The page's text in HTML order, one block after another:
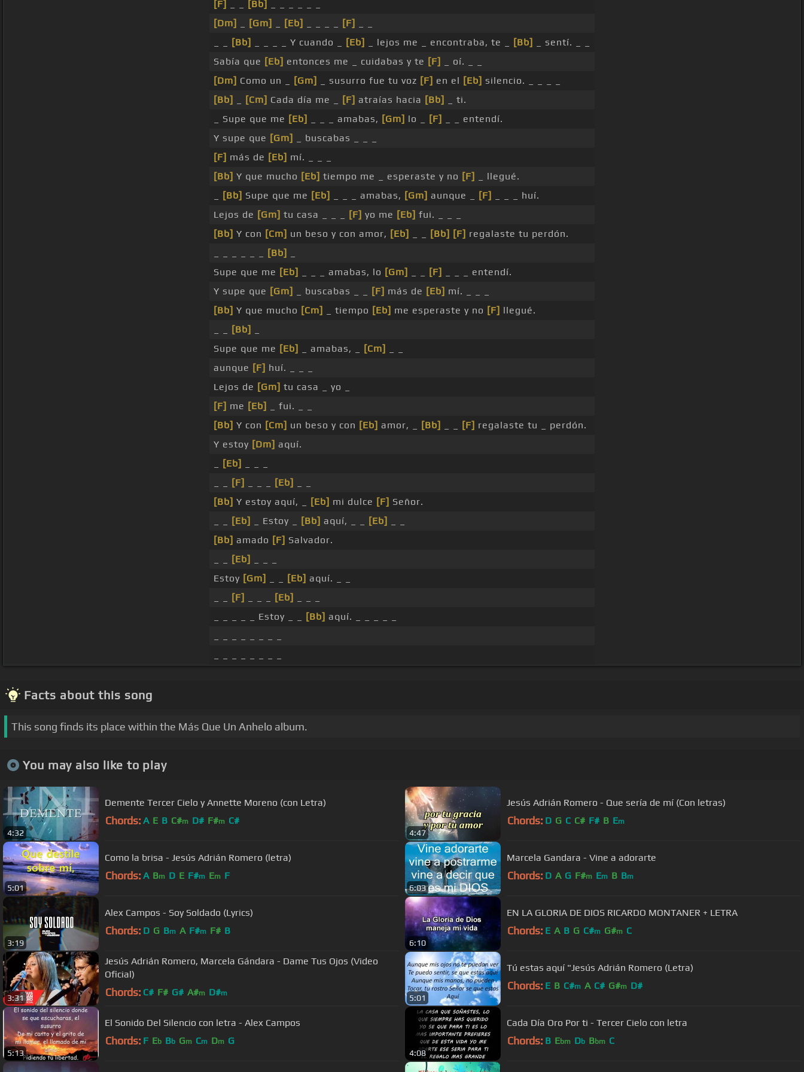
[F]
[Bb]
[Dm]
[Gm] [Eb] [F]
[Bb] _ _ _ _ Y cuando _ [Eb] _ lejos me _ encontraba, te _ [Bb]
_ sentí. _ _
Sabía que [Eb] entonces me _ cuidabas y te [F]
_ oí. _ _
[Dm] Como un _ [Gm] _ susurro fue tu voz [F] en el [Eb] silencio. _ _ _ _
[Bb]
[Cm] Cada día me _ [F] atraías hacia [Bb]
_ ti.
_ Supe que me [Eb] _ _ _ amabas, [Gm] lo _ [F]
_ _ entendí.
Y supe que [Gm]
_ buscabas _ _ _
[F] más de [Eb] mí. _ _ _
[Bb] Y que mucho [Eb] tiempo me _ esperaste y no [F]
_ llegué.
[Bb] Supe que me [Eb] _ _ _ amabas, [Gm] aunque _ [F]
_ _ _ huí.
Lejos de [Gm] tu casa _ _ _ [F] yo me [Eb] fui. _ _ _
[Bb] Y con [Cm] un beso y con amor, [Eb] [Bb] [F] regalaste tu perdón.
[Bb]
Supe que me [Eb] _ _ _ amabas, lo [Gm] [F]
_ _ _ entendí.
Y supe que [Gm] _ buscabas _ _ [F] más de [Eb] mí. _ _ _
[Bb] Y que mucho [Cm] _ tiempo [Eb] me esperaste y no [F] llegué.
[Bb]
Supe que me [Eb] _ amabas, _ [Cm]
aunque [F] huí. _ _ _
Lejos de [Gm] tu casa _ yo _
[F] me [Eb]
_ fui. _ _
[Bb] Y con [Cm] un beso y con [Eb] amor, _ [Bb] [F] regalaste tu _ perdón.
Y estoy [Dm] aquí.
[Eb]
[F] [Eb]
[Bb] Y estoy aquí, _ [Eb] mi dulce [F] Señor.
[Eb] _ Estoy _ [Bb] aquí, _ _ [Eb]
[Bb] amado [F] Salvador.
[Eb]
Estoy [Gm] [Eb] aquí. _ _
[F] [Eb]
_ _ _ _ _ Estoy _ _
[Bb] aquí. _ _ _ _ _
Facts about this song
This song finds its place within the Más Que Un Anhelo album.
You may also like to play
4:32
Demente Tercer Cielo y Annette Moreno (con Letra)
Chords: A E B C#m D# F#m C#
4:47
Jesús Adrián Romero - Que sería de mí (Con letras)
Chords: D G C C# F# B Em
5:01
Como la brisa - Jesús Adrián Romero (letra)
Chords: A Bm D E F#m Em F
6:03
Marcela Gandara - Vine a adorarte
Chords: D A G F#m Em B Bm
3:19
Alex Campos - Soy Soldado (Lyrics)
Chords: D G Bm A F#m F# B
6:10
EN LA GLORIA DE DIOS RICARDO MONTANER + LETRA
Chords: E A B G C#m G#m C
3:31
Jesús Adrián Romero, Marcela Gándara - Dame Tus Ojos (Video
Oficial)
Chords: C# F# G# A#m D#m
5:01
Tú estas aquí "Jesús Adrián Romero (Letra)
Chords: E B C#m A C# G#m D#
5:13
El Sonido Del Silencio con letra - Alex Campos
Chords: F Eb Bb Gm Cm Dm G
4:08
Cada Día Oro Por ti - Tercer Cielo con letra
Chords: B Ebm Db Bbm C